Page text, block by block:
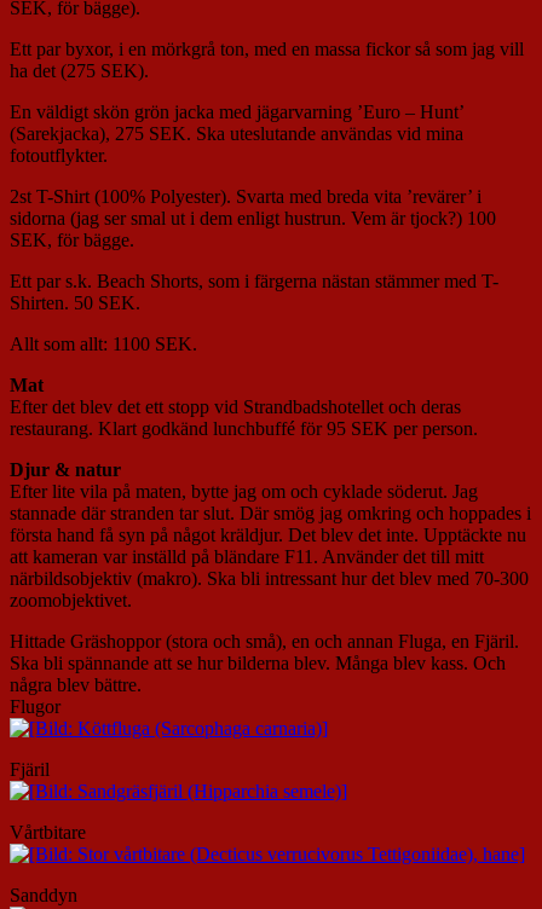
SEK, för bägge).
Ett par byxor, i en mörkgrå ton, med en massa fickor så som jag vill
ha det (275 SEK).
En väldigt skön grön jacka med jägarvarning ’Euro – Hunt’
(Sarekjacka), 275 SEK. Ska uteslutande användas vid mina
fotoutflykter.
2st T-Shirt (100% Polyester). Svarta med breda vita ’revärer’ i
sidorna (jag ser smal ut i dem enligt hustrun. Vem är tjock?) 100
SEK, för bägge.
Ett par s.k. Beach Shorts, som i färgerna nästan stämmer med T-
Shirten. 50 SEK.
Allt som allt: 1100 SEK.
Mat
Efter det blev det ett stopp vid Strandbadshotellet och deras
restaurang. Klart godkänd lunchbuffé för 95 SEK per person.
Djur & natur
Efter lite vila på maten, bytte jag om och cyklade söderut. Jag
stannade där stranden tar slut. Där smög jag omkring och hoppades i
första hand få syn på något kräldjur. Det blev det inte. Upptäckte nu
att kameran var inställd på bländare F11. Använder det till mitt
närbildsobjektiv (makro). Ska bli intressant hur det blev med 70-300
zoomobjektivet.
Hittade Gräshoppor (stora och små), en och annan Fluga, en Fjäril.
Ska bli spännande att se hur bilderna blev. Många blev kass. Och
några blev bättre.
Flugor
Fjäril
Vårtbitare
Sanddyn